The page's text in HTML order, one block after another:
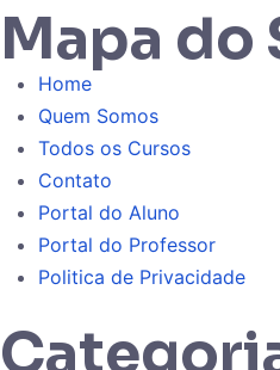
Mapa do
Home
Quem Somos
Todos os Cursos
Contato
Portal do Aluno
Portal do Professor
Politica de Privacidade